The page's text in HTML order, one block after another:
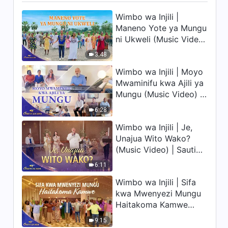
3:48
Wimbo wa Injili |
Maneno Yote ya Mungu
ni Ukweli (Music Video)
6:28
Wimbo wa Injili | Moyo
Mwaminifu kwa Ajili ya
Mungu (Music Video) |
6:11
Wimbo wa Injili | Je,
Unajua Wito Wako?
(Music Video) | Sauti
9:15
Wimbo wa Injili | Sifa
kwa Mwenyezi Mungu
Haitakoma Kamwe